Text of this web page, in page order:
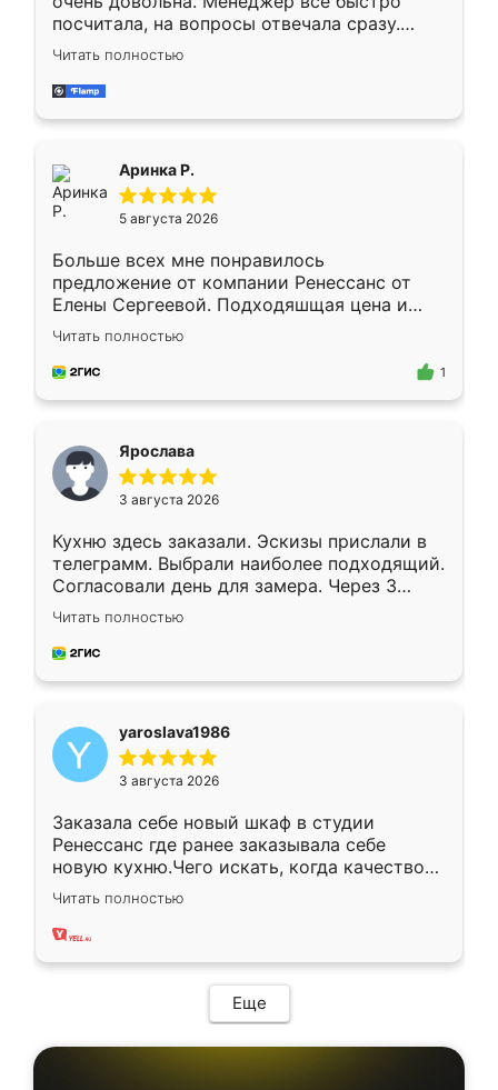
посчитала, на вопросы отвечала сразу.
Замерщик приехал в субботу, подошёл к
делу со всей ответственностью. Собрали
за день, ребята работали аккуратно, даже
Читать полностью
Аринка Р.
5 августа 2026
Больше всех мне понравилось
предложение от компании Ренессанс от
Елены Сергеевой. Подходяшщая цена и
короткие сроки изготовления. Приехавший
для замера сотрудник Владислав
предложил по моему эскизу самый
Читать полностью
1
Ярослава
3 августа 2026
Кухню здесь заказали. Эскизы прислали в
телеграмм. Выбрали наиболее подходящий.
Согласовали день для замера. Через 3
недели кухня была уже готова. Остались
довольны работой. Спасибо Ренессанс
мебель за качественную работу!
Читать полностью
yaroslava1986
3 августа 2026
Заказала себе новый шкаф в студии
Ренессанс где ранее заказывала себе
новую кухню.Чего искать, когда качеством
вполне довольна. Служит кухня уже почти
два года, нареканий нет.
Читать полностью
Еще